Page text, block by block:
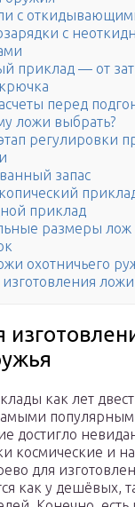
с
с
приклад — от
перед
ложи выбрать?
регулировки
запас
приклад
размеры лож
охотничьего
как лет
достигло
космические и
для
как у дешёвых,